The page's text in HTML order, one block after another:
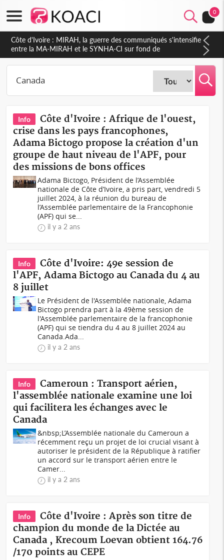
0
Côte d'Ivoire : Indépendance 2026, Thiam plaide pour un
environnement démocratique plus apaisé
Info
Côte d'Ivoire : Afrique de l'ouest,
crise dans les pays francophones,
Adama Bictogo propose la création d'un
groupe de haut niveau de l'APF, pour
des missions de bons offices
Adama Bictogo, Président de l’Assemblée
nationale de Côte d’Ivoire, a pris part, vendredi 5
juillet 2024, à la réunion du bureau de
l’Assemblée parlementaire de la Francophonie
(APF) qui se...
il y a 2 ans
Info
Côte d'Ivoire: 49e session de
l'APF, Adama Bictogo au Canada du 4 au
8 juillet
Le Président de l'Assemblée nationale, Adama
Bictogo prendra part à la 49ème session de
l'Assemblée parlementaire de la francophonie
(APF) qui se tiendra du 4 au 8 juillet 2024 au
Canada.Ada...
il y a 2 ans
Info
Cameroun : Transport aérien,
l'assemblée nationale examine une loi
qui facilitera les échanges avec le
Canada
&nbsp;L’Assemblée nationale du Cameroun a
récemment reçu un projet de loi crucial visant à
autoriser le président de la République à ratifier
un accord sur le transport aérien entre le
Camer...
il y a 2 ans
Info
Côte d'Ivoire : Après son titre de
champion du monde de la Dictée au
Canada , Krecoum Loevan obtient 164.76
/170 points au CEPE